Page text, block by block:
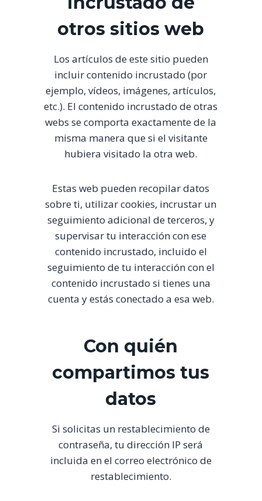
otros sitios web
Los artículos de este sitio pueden
incluir contenido incrustado (por
ejemplo, vídeos, imágenes, artículos,
etc.). El contenido incrustado de otras
webs se comporta exactamente de la
misma manera que si el visitante
hubiera visitado la otra web.
Estas web pueden recopilar datos
sobre ti, utilizar cookies, incrustar un
seguimiento adicional de terceros, y
supervisar tu interacción con ese
contenido incrustado, incluido el
seguimiento de tu interacción con el
contenido incrustado si tienes una
cuenta y estás conectado a esa web.
Con quién
compartimos tus
datos
Si solicitas un restablecimiento de
contraseña, tu dirección IP será
incluida en el correo electrónico de
restablecimiento.